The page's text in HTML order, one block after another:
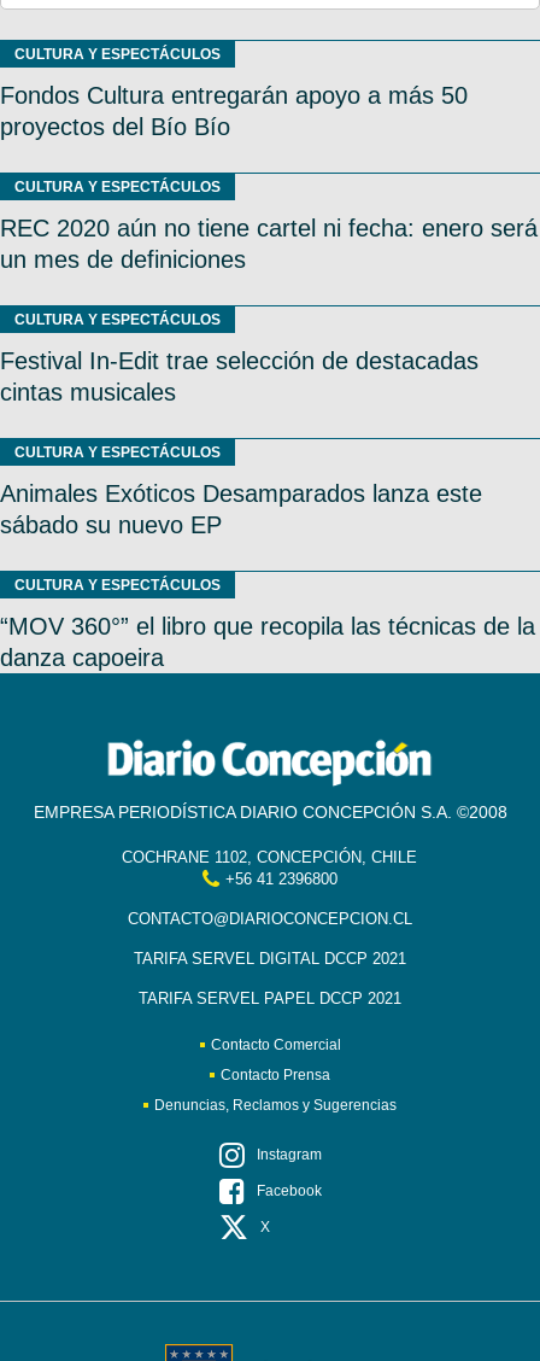
CULTURA Y ESPECTÁCULOS
Fondos Cultura entregarán apoyo a más 50
proyectos del Bío Bío
CULTURA Y ESPECTÁCULOS
REC 2020 aún no tiene cartel ni fecha: enero será
un mes de definiciones
CULTURA Y ESPECTÁCULOS
Festival In-Edit trae selección de destacadas
cintas musicales
CULTURA Y ESPECTÁCULOS
Animales Exóticos Desamparados lanza este
sábado su nuevo EP
CULTURA Y ESPECTÁCULOS
“MOV 360°” el libro que recopila las técnicas de la
danza capoeira
EMPRESA PERIODÍSTICA DIARIO CONCEPCIÓN S.A. ©2008
COCHRANE 1102, CONCEPCIÓN, CHILE
+56 41 2396800
CONTACTO@DIARIOCONCEPCION.CL
TARIFA SERVEL DIGITAL DCCP 2021
TARIFA SERVEL PAPEL DCCP 2021
Contacto Comercial
Contacto Prensa
Denuncias, Reclamos y Sugerencias
Instagram
Facebook
X